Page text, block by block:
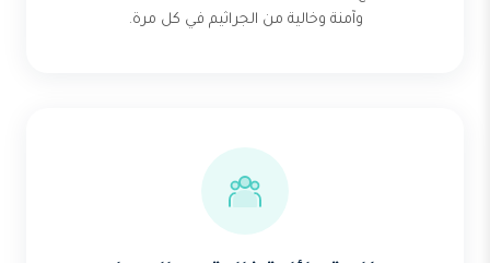
وآمنة وخالية من الجراثيم في كل مرة.